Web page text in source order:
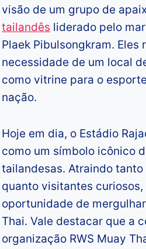
visão de um grupo de
tailandês liderado pelo
Plaek Pibulsongkram. Eles
necessidade de um local
como vitrine para o
nação.
Hoje em dia, o Estádio
como um símbolo icônico
tailandesas. Atraindo
quanto visitantes curiosos,
oportunidade de
Thai. Vale destacar que a
organização RWS Muay